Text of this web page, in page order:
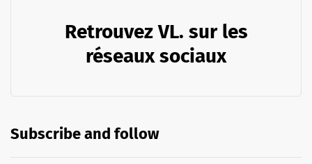
Retrouvez VL. sur les
réseaux sociaux
Subscribe and follow